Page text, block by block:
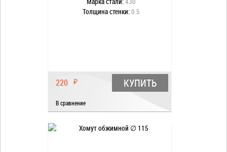
Толщина стенки:0.5
220 ₽ КУПИТЬ
В сравнение